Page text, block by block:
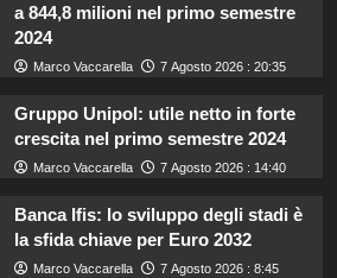
a 844,8 milioni nel primo semestre
2024
Marco Vaccarella 7 Agosto 2026 : 20:35
Gruppo Unipol: utile netto in forte
crescita nel primo semestre 2024
Marco Vaccarella 7 Agosto 2026 : 14:40
Banca Ifis: lo sviluppo degli stadi è
la sfida chiave per Euro 2032
Marco Vaccarella 7 Agosto 2026 : 8:45